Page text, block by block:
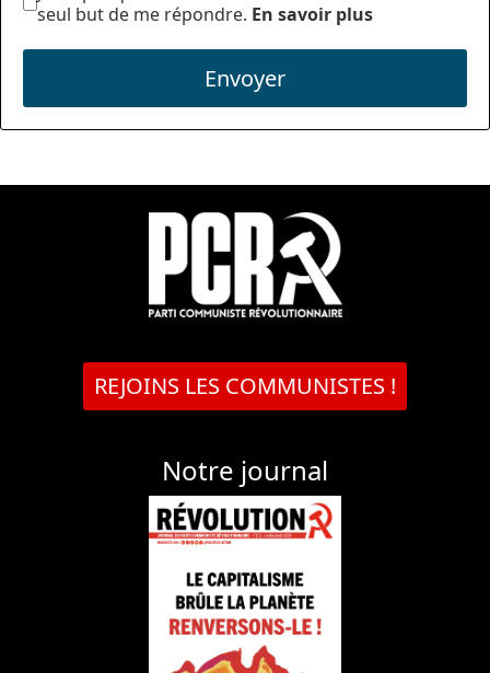
seul but de me répondre. En savoir plus
Envoyer
REJOINS LES COMMUNISTES !
Notre journal